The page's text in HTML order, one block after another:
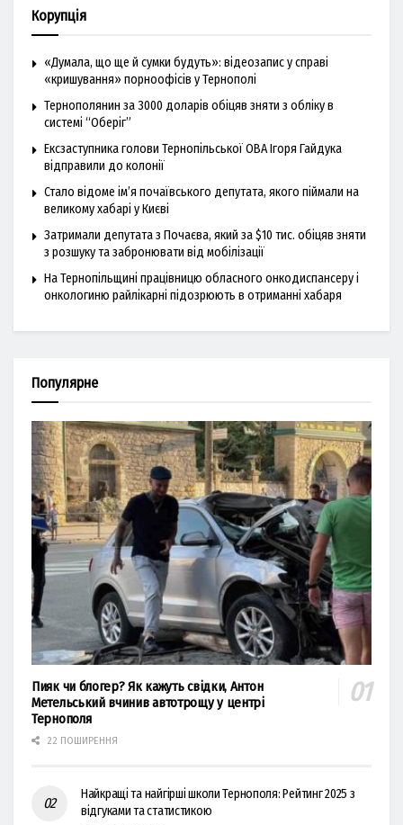
Корупція
«Думала, що ще й сумки будуть»: відеозапис у справі
«кришування» порноофісів у Тернополі
Тернополянин за 3000 доларів обіцяв зняти з обліку в
системі “Оберіг”
Ексзаступника голови Тернопільської ОВА Ігоря Гайдука
відправили до колонії
Стало відоме ім’я почаївського депутата, якого піймали на
великому хабарі у Києві
Затримали депутата з Почаєва, який за $10 тис. обіцяв зняти
з розшуку та забронювати від мобілізації
На Тернопільщині працівницю обласного онкодиспансеру і
онкологиню райлікарні підозрюють в отриманні хабаря
Популярне
Пияк чи блогер? Як кажуть свідки, Антон
Метельський вчинив автотрощу у центрі
Тернополя
22 ПОШИРЕННЯ
Найкращі та найгірші школи Тернополя: Рейтинг 2025 з
відгуками та статистикою